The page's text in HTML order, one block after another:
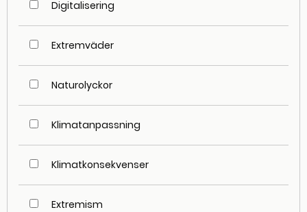
Digitalisering
Extremväder
Naturolyckor
Klimatanpassning
Klimatkonsekvenser
Extremism